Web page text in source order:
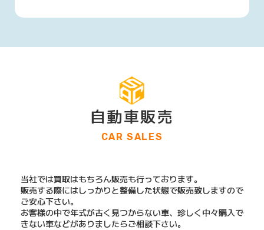
自動車販売
CAR SALES
当社では買取はもちろん販売も行っております。
販売する際にはしっかりと整備した状態で販売致しますので
ご安心下さい。
お客様の中で年式が古く見つからない車、珍しく中々購入で
きない車などがありましたらご相談下さい。